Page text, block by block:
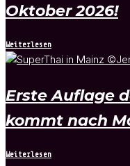
Oktober 2026!
Weiterlesen
Erste Auflage
kommt nach
Weiterlesen